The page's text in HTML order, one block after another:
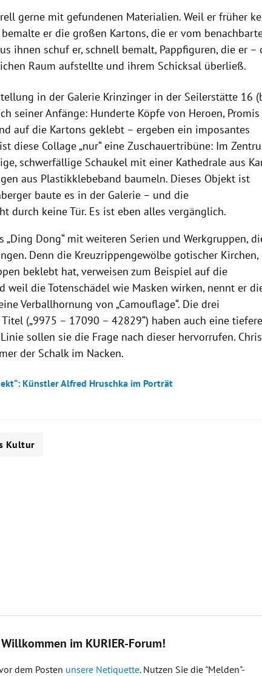
gerne mit gefundenen Materialien. Weil er früher
er die großen Kartons, die er vom
ihnen schuf er, schnell bemalt, Pappfiguren, die er –
Raum aufstellte und ihrem Schicksal überließ.
in der Galerie Krinzinger in der Seilerstätte 16
seiner Anfänge: Hunderte Köpfe von Heroen,
auf die Kartons geklebt – ergeben ein imposantes
diese Collage „nur“ eine Zuschauertribüne: Im
schwerfällige Schaukel mit einer Kathedrale aus
aus Plastikklebeband baumeln. Dieses Objekt ist
baute es in der Galerie – und die
durch keine Tür. Es ist eben alles vergänglich.
„Ding Dong“ mit weiteren Serien und Werkgruppen,
Denn die Kreuzrippengewölbe gotischer
beklebt hat, verweisen zum Beispiel auf die
weil die Totenschädel wie Masken wirken, nennt er
eine Verballhornung von „Camouflage“. Die drei
(„9975 – 17090 – 42829“) haben auch eine tiefere
sollen sie die Frage nach dieser hervorrufen.
der Schalk im Nacken.
Künstler Alfred Hruschka im Porträt
Kultur